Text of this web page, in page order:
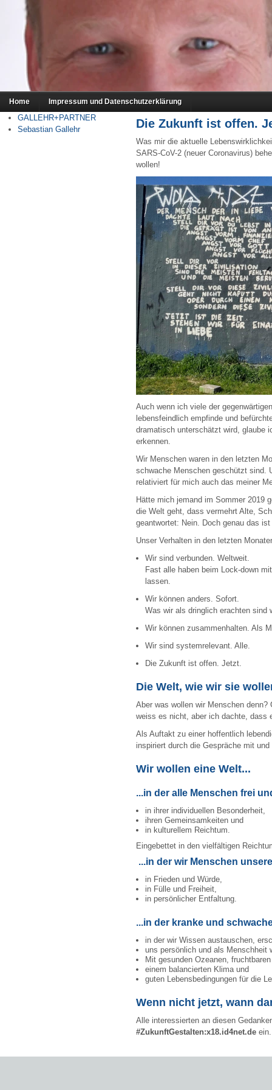
Home Impressum und Datenschutzerklärung
GALLEHR+PARTNER
Sebastian Gallehr
Die Zukunft ist offen.
Was mir die aktuelle
SARS-CoV-2 (neuer Coronavirus)
wollen!
Auch wenn ich viele der
lebensfeindlich empfinde und
dramatisch unterschätzt wird, glaube
erkennen.
Wir Menschen waren in den letzten
schwache Menschen geschützt sind.
relativiert für mich auch das meiner
Hätte mich jemand im Sommer 2019
die Welt geht, dass vermehrt Alte,
geantwortet: Nein. Doch genau das
Unser Verhalten in den letzten
Wir sind verbunden. Weltweit.
Fast alle haben beim Lock-down
lassen.
Wir können anders. Sofort.
Was wir als dringlich erachten sind
Wir können zusammenhalten. Als
Wir sind systemrelevant. Alle.
Die Zukunft ist offen. Jetzt.
Die Welt, wie wir sie
Aber was wollen wir Menschen
weiss es nicht, aber ich dachte, dass
Als Auftakt zu einer hoffentlich
inspiriert durch die Gespräche mit
Wir wollen eine Welt...
...in der alle Menschen frei
in ihrer individuellen Besonderheit,
ihren Gemeinsamkeiten und
in kulturellem Reichtum.
Eingebettet in den vielfältigen
...in der wir Menschen
in Frieden und Würde,
in Fülle und Freiheit,
in persönlicher Entfaltung.
...in der kranke und
in der wir Wissen austauschen,
uns persönlich und als Menschheit
Mit gesunden Ozeanen,
einem balancierten Klima und
guten Lebensbedingungen für die
Wenn nicht jetzt, wann
Alle interessierten an diesen
#ZukunftGestalten:x18.id4net.de ein.